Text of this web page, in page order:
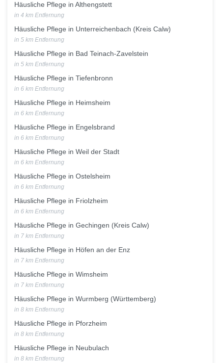
Häusliche Pflege in Althengstett
in 4 km Entfernung
Häusliche Pflege in Unterreichenbach (Kreis Calw)
in 5 km Entfernung
Häusliche Pflege in Bad Teinach-Zavelstein
in 5 km Entfernung
Häusliche Pflege in Tiefenbronn
in 6 km Entfernung
Häusliche Pflege in Heimsheim
in 6 km Entfernung
Häusliche Pflege in Engelsbrand
in 6 km Entfernung
Häusliche Pflege in Weil der Stadt
in 6 km Entfernung
Häusliche Pflege in Ostelsheim
in 6 km Entfernung
Häusliche Pflege in Friolzheim
in 6 km Entfernung
Häusliche Pflege in Gechingen (Kreis Calw)
in 7 km Entfernung
Häusliche Pflege in Höfen an der Enz
in 7 km Entfernung
Häusliche Pflege in Wimsheim
in 7 km Entfernung
Häusliche Pflege in Wurmberg (Württemberg)
in 8 km Entfernung
Häusliche Pflege in Pforzheim
in 8 km Entfernung
Häusliche Pflege in Neubulach
in 8 km Entfernung